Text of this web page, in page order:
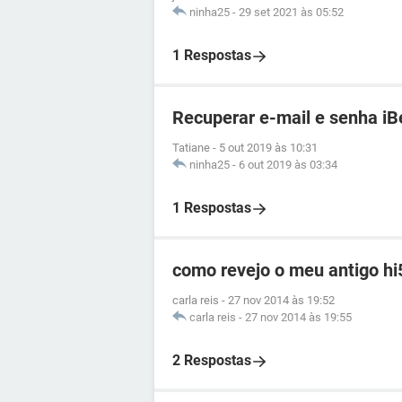
ninha25 - 29 set 2021 às 05:52
1 Respostas
Recuperar e-mail e senha
Tatiane - 5 out 2019 às 10:31
ninha25 - 6 out 2019 às 03:34
1 Respostas
como revejo o meu antigo
carla reis - 27 nov 2014 às 19:52
carla reis - 27 nov 2014 às 19:55
2 Respostas